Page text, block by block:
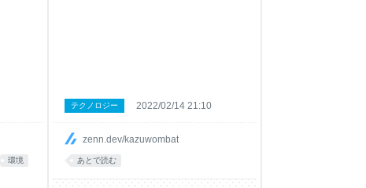
環境
zenn.dev/kazuwombat
テクノロジー 2022/02/14 21:10
あとで読む